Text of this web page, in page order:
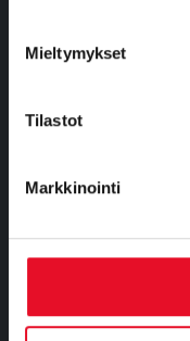
Mieltymykset
Tilastot
Markkinointi